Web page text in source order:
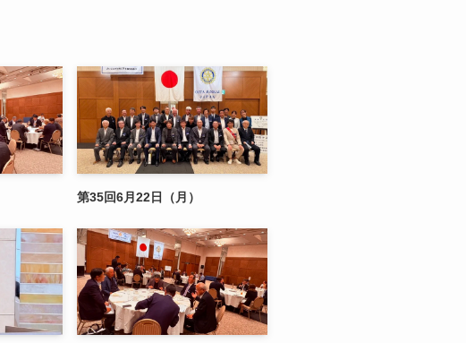
第35回6月22日（月）